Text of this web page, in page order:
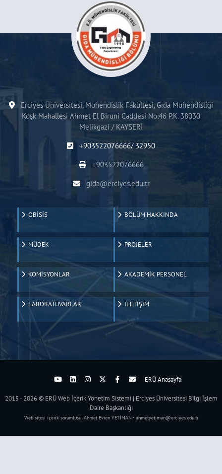
Erciyes Üniversitesi, Mühendislik Fakültesi, Gıda Mühendisliği
Köşk Mahallesi Ahmet El Biruni Caddesi No:46 P.K. 38030
Melikgazi / KAYSERİ
+903522076666/ 32950
+903522076666
gida@erciyes.edu.tr
OBİSİS BÖLÜM HAKKINDA
MÜDEK PROJELER
KOMİSYONLAR AKADEMİK PERSONEL
LABORATUVARLAR İLETİŞİM
ERÜ Anasayfa
2015 - 2026 © ERÜ Web İçerik Yönetim Sistemi | Erciyes Üniversitesi Bilgi İşlem
Daire Başkanlığı
Web sitesi içerik sorumlusu: Ahmet Evren YETİMAN - ahmetyetiman@erciyes.edu.tr